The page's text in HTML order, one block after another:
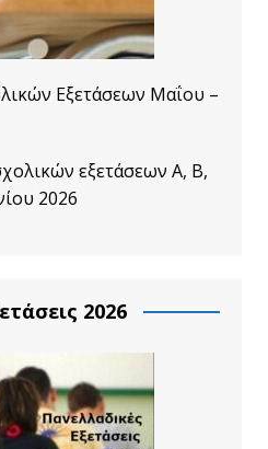
Εξετάσεων Μαΐου –
εξετάσεων A, B,
2026
2026